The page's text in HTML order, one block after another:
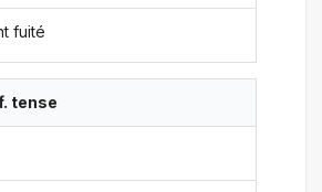
fuité
tense